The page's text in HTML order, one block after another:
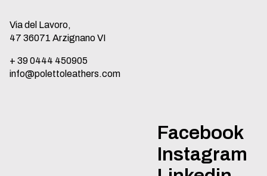
Via del Lavoro,
47 36071 Arzignano VI
+ 39 0444 450905
info@polettoleathers.com
Facebook
Instagram